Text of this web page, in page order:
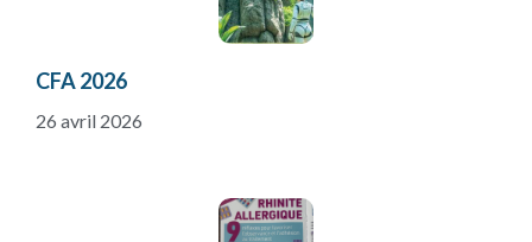
CFA 2026
26 avril 2026